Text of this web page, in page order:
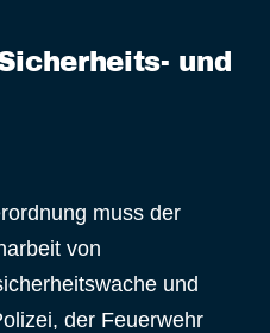
und
muss der
von
und
der Feuerwehr